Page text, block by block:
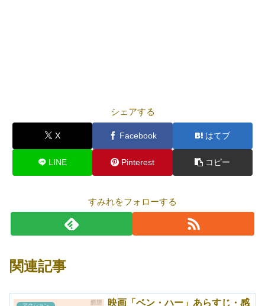
シェアする
X Facebook はてブ
LINE Pinterest コピー
すみれをフォローする
関連記事
映画「ベン・ハー」あらすじ・感